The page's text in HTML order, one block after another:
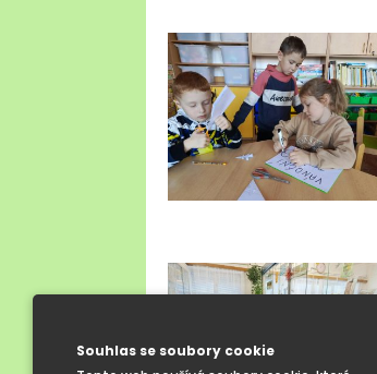
Souhlas se soubory cookie